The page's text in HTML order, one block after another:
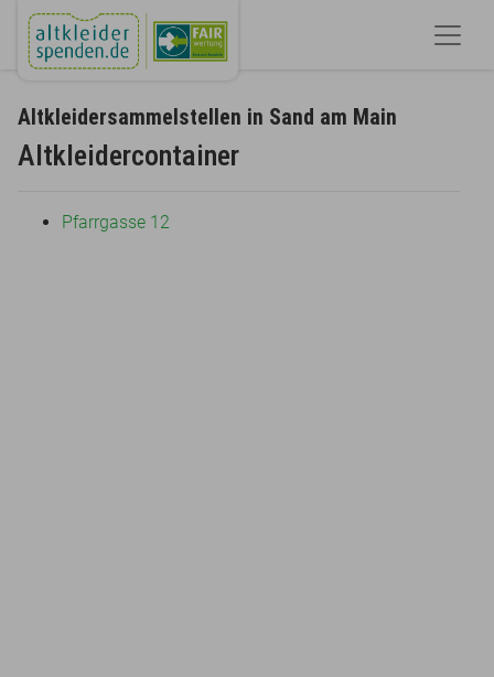
Altkleidersammelstellen in Sand am Main
Altkleidercontainer
Pfarrgasse 12